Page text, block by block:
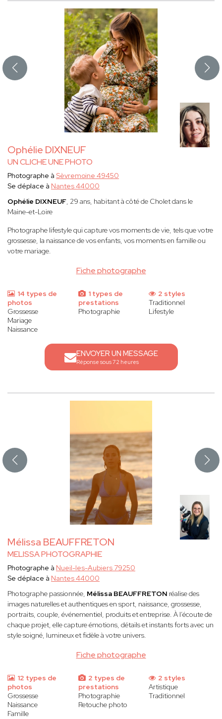
Ophélie DIXNEUF
UN CLICHE UNE PHOTO
Fiche photographe
Photographe à Sèvremoine 49450
Se déplace à Nantes 44000
Ophélie DIXNEUF, 29 ans, habitant à côté de Cholet dans le
Maine-et-Loire
Photographe lifestyle qui capture vos moments de vie, tels que votre
grossesse, la naissance de vos enfants, vos moments en famille ou
votre mariage.
14 types de
photos
Grossesse
Mariage
Naissance
1 types de
prestations
Photographie
2 styles
Traditionnel
Lifestyle
ENVOYER UN MESSAGE
Réponse sous 72 heures
Mélissa BEAUFFRETON
MELISSA PHOTOGRAPHIE
Fiche photographe
Photographe à Nueil-les-Aubiers 79250
Se déplace à Nantes 44000
Photographe passionnée, Mélissa BEAUFFRETON réalise des
images naturelles et authentiques en sport, naissance, grossesse,
portraits, couple, événementiel, produits et entreprise. À l’écoute de
chaque projet, elle capture émotions, détails et instants forts avec un
style soigné, lumineux et fidèle à votre univers.
12 types de
photos
Grossesse
Naissance
Famille
2 types de
prestations
Photographie
Retouche photo
2 styles
Artistique
Traditionnel